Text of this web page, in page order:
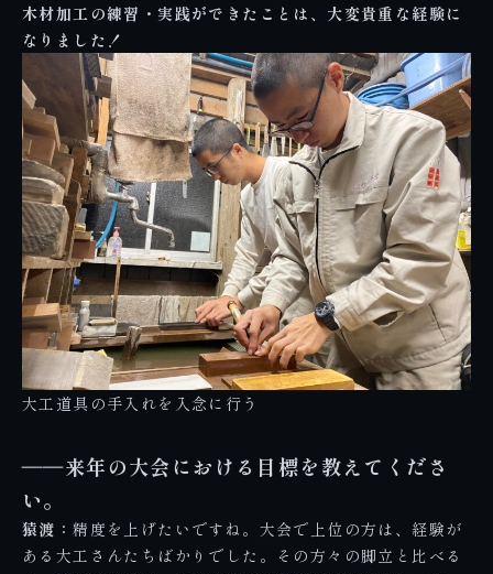
木材加工の練習・実践ができたことは、大変貴重な経験に
なりました！
大工道具の手入れを入念に行う
――来年の大会における目標を教えてくださ
い。
猿渡：精度を上げたいですね。大会で上位の方は、経験が
ある大工さんたちばかりでした。その方々の脚立と比べる